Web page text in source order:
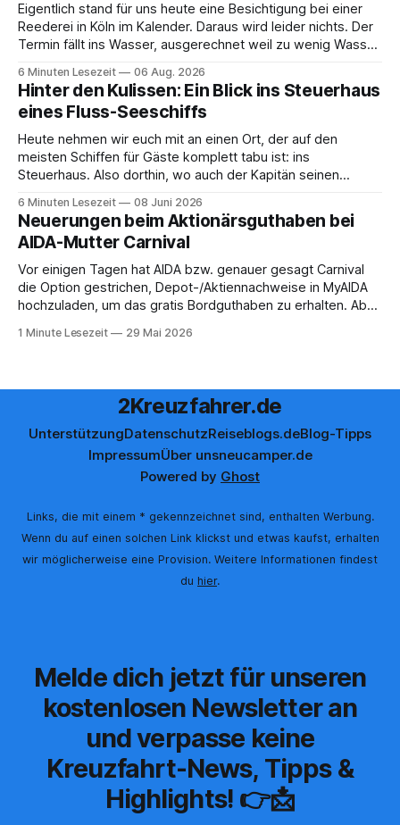
Eigentlich stand für uns heute eine Besichtigung bei einer
Reederei in Köln im Kalender. Daraus wird leider nichts. Der
Termin fällt ins Wasser, ausgerechnet weil zu wenig Wasser
und fahren mit Thurgau Travel die Donau hinunter Richtung
Budapest. Auch
6 Minuten Lesezeit 06 Aug. 2026
Hinter den Kulissen: Ein Blick ins Steuerhaus
eines Fluss-Seeschiffs
Heute nehmen wir euch mit an einen Ort, der auf den
meisten Schiffen für Gäste komplett tabu ist: ins
Steuerhaus. Also dorthin, wo auch der Kapitän seinen
Saxonia ging es zur Mittagszeit von Mainz Richtung Koblenz
– und wir durften für ein
6 Minuten Lesezeit 08 Juni 2026
Neuerungen beim Aktionärsguthaben bei
AIDA-Mutter Carnival
Vor einigen Tagen hat AIDA bzw. genauer gesagt Carnival
die Option gestrichen, Depot-/Aktiennachweise in MyAIDA
hochzuladen, um das gratis Bordguthaben zu erhalten. Ab
werden, um das Bordguthaben zu erhalten. Bereits vor
1 Minute Lesezeit 29 Mai 2026
2Kreuzfahrer.de
UnterstützungDatenschutzReiseblogs.deBlog-Tipps
ImpressumÜber unsneucamper.de
Powered by Ghost
Links, die mit einem * gekennzeichnet sind, enthalten Werbung.
Wenn du auf einen solchen Link klickst und etwas kaufst, erhalten
wir möglicherweise eine Provision. Weitere Informationen findest
du hier.
Melde dich jetzt für unseren
kostenlosen Newsletter an
und verpasse keine
Kreuzfahrt-News, Tipps &
Highlights! 👉📩